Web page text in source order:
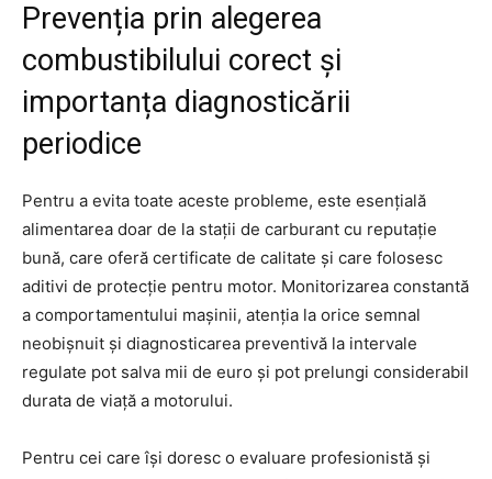
Prevenția prin alegerea
combustibilului corect și
importanța diagnosticării
periodice
Pentru a evita toate aceste probleme, este esențială
alimentarea doar de la stații de carburant cu reputație
bună, care oferă certificate de calitate și care folosesc
aditivi de protecție pentru motor. Monitorizarea constantă
a comportamentului mașinii, atenția la orice semnal
neobișnuit și diagnosticarea preventivă la intervale
regulate pot salva mii de euro și pot prelungi considerabil
durata de viață a motorului.
Pentru cei care își doresc o evaluare profesionistă și